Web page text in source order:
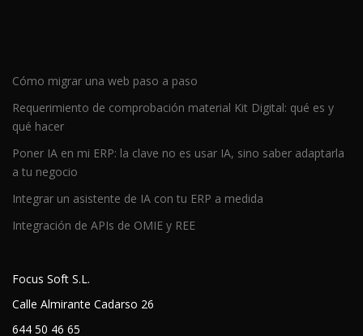
Cómo migrar una web paso a paso
Requerimiento de comprobación material Kit Digital: qué es y
qué hacer
Poner IA en mi ERP: la clave no es usar IA, sino saber adaptarla
a tu negocio
Integrar un asistente de IA con tu ERP a medida
Integración de APIs de OMIE y REE
Focus Soft S.L.
Calle Almirante Cadarso 26
644 50 46 65